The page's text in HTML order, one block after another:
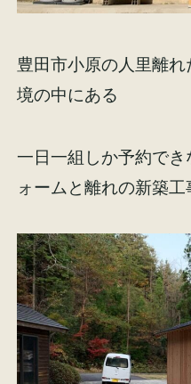
豊田市小原の人里離
境の中にある
一日一組しか予約で
ォームと離れの新築工